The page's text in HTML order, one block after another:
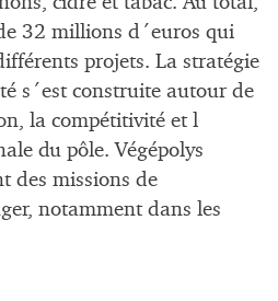
32 millions d´euros qui
projets. La stratégie
s´est construite autour de
la compétitivité et l
du pôle. Végépolys
des missions de
notamment dans les